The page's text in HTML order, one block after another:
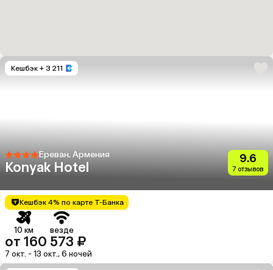
Кешбэк + 3 211
Ереван, Армения
Konyak Hotel
9.6
7 отзывов
Кешбэк 4% по карте Т-Банка
10 км везде
от 160 573 ₽
7 окт. - 13 окт., 6 ночей